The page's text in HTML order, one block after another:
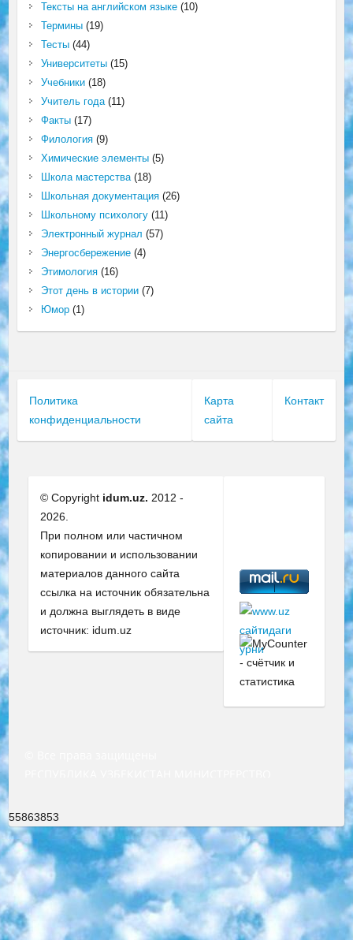
Тексты на английском языке(10)
Термины(19)
Тесты(44)
Университеты(15)
Учебники(18)
Учитель года(11)
Факты(17)
Филология(9)
Химические элементы(5)
Школа мастерства(18)
Школьная документация(26)
Школьному психологу(11)
Электронный журнал (57)
Энергосбережение(4)
Этимология(16)
Этот день в истории(7)
Юмор(1)
Политика
конфиденциальности
Карта
сайта
Контакт
© Copyright idum.uz. 2012 -
2026.
При полном или частичном
копировании и использовании
материалов данного сайта
ссылка на источник обязательна
и должна выглядеть в виде
источник: idum.uz
55863853